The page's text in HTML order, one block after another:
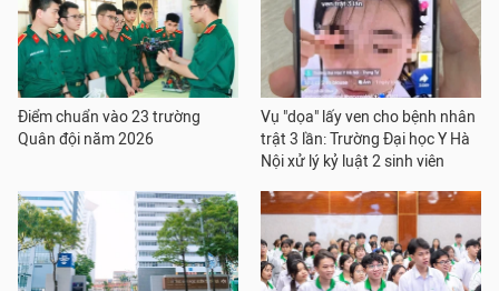
Điểm chuẩn vào 23 trường
Quân đội năm 2026
Vụ "dọa" lấy ven cho bệnh nhân
trật 3 lần: Trường Đại học Y Hà
Nội xử lý kỷ luật 2 sinh viên